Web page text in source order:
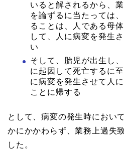
いると解されるから、
を論ずるに当たっては
ることは、人である母
して、人に病変を発生
い
そして、胎児が出生し
に起因して死亡するに
に病変を発生させて人
ことに帰する
として、病変の発生時におい
かにかかわらず、業務上過失
した。